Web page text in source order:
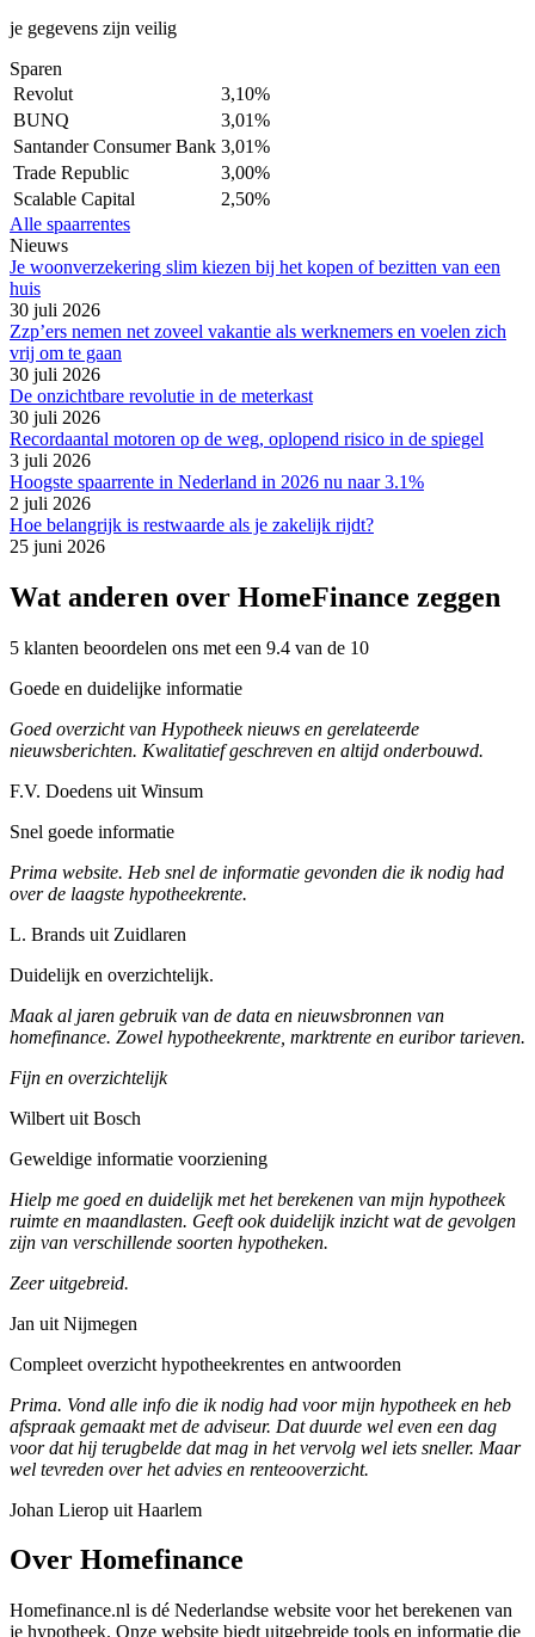
je gegevens zijn veilig
Sparen
Revolut
3,10%
BUNQ
3,01%
Santander Consumer Bank 3,01%
Trade Republic
3,00%
Scalable Capital
2,50%
Alle spaarrentes
Nieuws
Je woonverzekering slim kiezen bij het kopen of bezitten van een
huis
30 juli 2026
Zzp’ers nemen net zoveel vakantie als werknemers en voelen zich
vrij om te gaan
30 juli 2026
De onzichtbare revolutie in de meterkast
30 juli 2026
Recordaantal motoren op de weg, oplopend risico in de spiegel
3 juli 2026
Hoogste spaarrente in Nederland in 2026 nu naar 3.1%
2 juli 2026
Hoe belangrijk is restwaarde als je zakelijk rijdt?
25 juni 2026
Wat anderen over HomeFinance zeggen
5 klanten beoordelen ons met een 9.4 van de 10
Goede en duidelijke informatie
Goed overzicht van Hypotheek nieuws en gerelateerde
nieuwsberichten. Kwalitatief geschreven en altijd onderbouwd.
F.V. Doedens uit Winsum
Snel goede informatie
Prima website. Heb snel de informatie gevonden die ik nodig had
over de laagste hypotheekrente.
L. Brands uit Zuidlaren
Duidelijk en overzichtelijk.
Maak al jaren gebruik van de data en nieuwsbronnen van
homefinance. Zowel hypotheekrente, marktrente en euribor tarieven.
Fijn en overzichtelijk
Wilbert uit Bosch
Geweldige informatie voorziening
Hielp me goed en duidelijk met het berekenen van mijn hypotheek
ruimte en maandlasten. Geeft ook duidelijk inzicht wat de gevolgen
zijn van verschillende soorten hypotheken.
Zeer uitgebreid.
Jan uit Nijmegen
Compleet overzicht hypotheekrentes en antwoorden
Prima. Vond alle info die ik nodig had voor mijn hypotheek en heb
afspraak gemaakt met de adviseur. Dat duurde wel even een dag
voor dat hij terugbelde dat mag in het vervolg wel iets sneller. Maar
wel tevreden over het advies en renteooverzicht.
Johan Lierop uit Haarlem
Over Homefinance
Homefinance.nl is dé Nederlandse website voor het berekenen van
je hypotheek. Onze website biedt uitgebreide tools en informatie die